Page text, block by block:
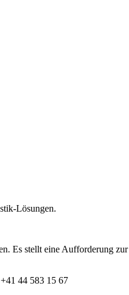
Lösungen.
Es stellt eine Aufforderung
44 583 15 67